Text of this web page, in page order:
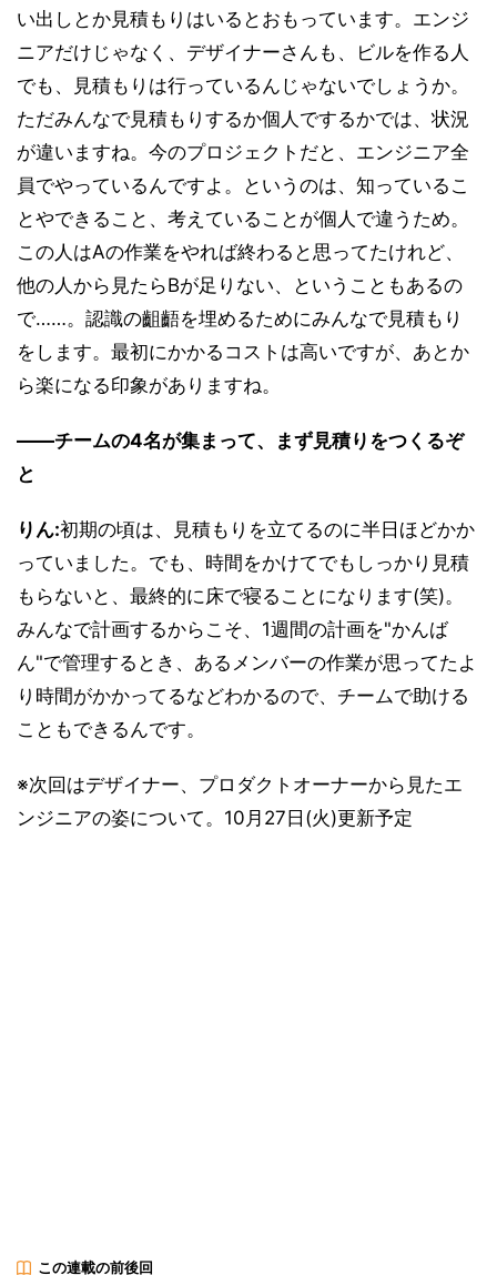
い出しとか見積もりはいるとおもっています。エンジ
ニアだけじゃなく、デザイナーさんも、ビルを作る人
でも、見積もりは行っているんじゃないでしょうか。
ただみんなで見積もりするか個人でするかでは、状況
が違いますね。今のプロジェクトだと、エンジニア全
員でやっているんですよ。というのは、知っているこ
とやできること、考えていることが個人で違うため。
この人はAの作業をやれば終わると思ってたけれど、
他の人から見たらBが足りない、ということもあるの
で……。認識の齟齬を埋めるためにみんなで見積もり
をします。最初にかかるコストは高いですが、あとか
ら楽になる印象がありますね。
――チームの4名が集まって、まず見積りをつくるぞ
と
りん:初期の頃は、見積もりを立てるのに半日ほどかか
っていました。でも、時間をかけてでもしっかり見積
もらないと、最終的に床で寝ることになります(笑)。
みんなで計画するからこそ、1週間の計画を"かんば
ん"で管理するとき、あるメンバーの作業が思ってたよ
り時間がかかってるなどわかるので、チームで助ける
こともできるんです。
※次回はデザイナー、プロダクトオーナーから見たエ
ンジニアの姿について。10月27日(火)更新予定
この連載の前後回